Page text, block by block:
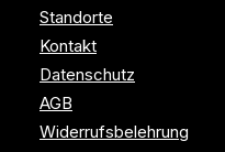
Standorte
Kontakt
Datenschutz
AGB
Widerrufsbelehrung